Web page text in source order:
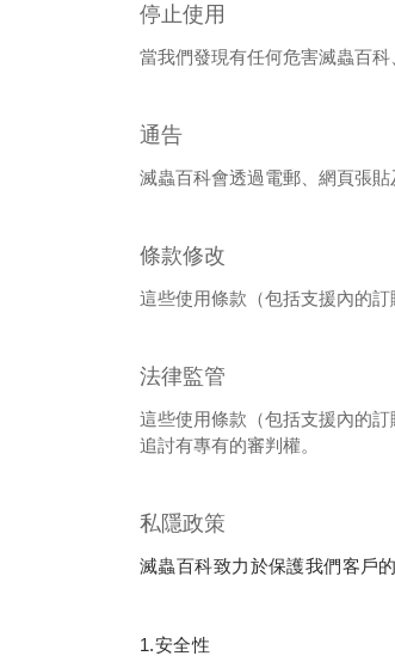
停止使用
當我們發現有任何危害滅蟲百
通告
滅蟲百科會透過電郵、網頁張
條款修改
這些使用條款（包括支援內的
法律監管
這些使用條款（包括支援內的
追討有專有的審判權。
私隱政策
滅蟲百科致力於保護我們客戶
1.安全性